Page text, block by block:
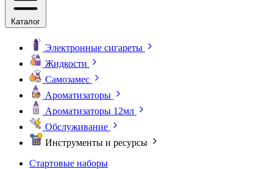
Каталог
Электронные сигареты
Жидкости
Самозамес
Ароматизаторы
Ароматизаторы 12мл
Обслуживание
Инструменты и ресурсы
Стартовые наборы